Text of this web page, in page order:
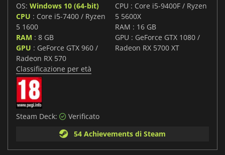
OS: Windows 10 (64-bit)
CPU : Core i5-7400 / Ryzen
5 1600
RAM : 8 GB
GPU : GeForce GTX 960 /
Radeon RX 570
CPU : Core i5-9400F / Ryzen
5 5600X
RAM : 16 GB
GPU : GeForce GTX 1080 /
Radeon RX 5700 XT
Classificazione per età
Steam Deck:
Verificato
54 Achievements di Steam